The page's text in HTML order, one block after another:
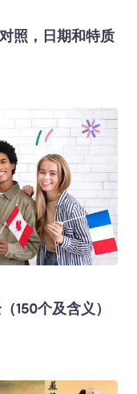
照，日期和特质
150个及含义）